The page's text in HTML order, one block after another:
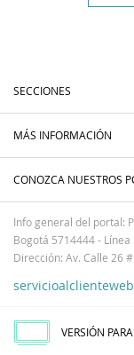
SECCIONES
MÁS INFORMACIÓN
CONOZCA NUESTROS
Info general del portal:
Bogotá 5714444 -
Dirección: Av. Calle 26
VERSIÓN